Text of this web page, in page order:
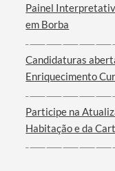
Painel
em Borba
Candidaturas
Enriquecimento
Participe na
Habitação e da